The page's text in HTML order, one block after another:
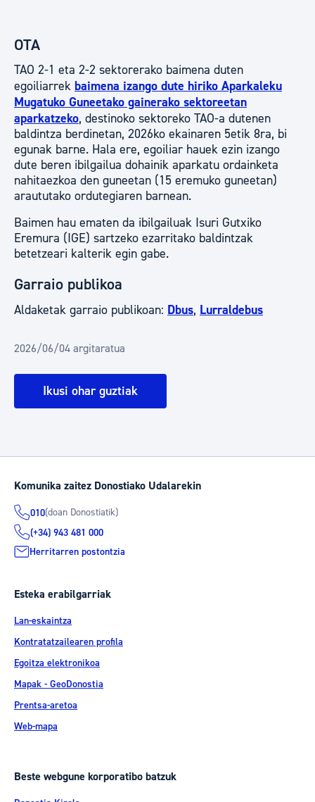
OTA
TAO 2-1 eta 2-2 sektorerako baimena duten
egoiliarrek baimena izango dute hiriko Aparkaleku
Mugatuko Guneetako gainerako sektoreetan
aparkatzeko, destinoko sektoreko TAO-a dutenen
baldintza berdinetan, 2026ko ekainaren 5etik 8ra, bi
egunak barne. Hala ere, egoiliar hauek ezin izango
dute beren ibilgailua dohainik aparkatu ordainketa
nahitaezkoa den guneetan (15 eremuko guneetan)
araututako ordutegiaren barnean.
Baimen hau ematen da ibilgailuak Isuri Gutxiko
Eremura (IGE) sartzeko ezarritako baldintzak
betetzeari kalterik egin gabe.
Garraio publikoa
Aldaketak garraio publikoan: Dbus, Lurraldebus
2026/06/04 argitaratua
Ikusi ohar guztiak
Komunika zaitez Donostiako Udalarekin
010(doan Donostiatik)
(+34) 943 481 000
Herritarren postontzia
Esteka erabilgarriak
Lan-eskaintza
Kontratatzailearen profila
Egoitza elektronikoa
Mapak - GeoDonostia
Prentsa-aretoa
Web-mapa
Beste webgune korporatibo batzuk